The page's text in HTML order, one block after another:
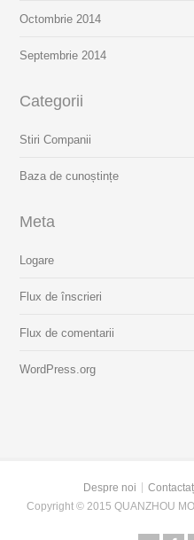
Octombrie 2014
Septembrie 2014
Categorii
Stiri Companii
Baza de cunoștințe
Meta
Logare
Flux de înscrieri
Flux de comentarii
WordPress.org
Despre noi
Copyright © 2015 QUANZHOU